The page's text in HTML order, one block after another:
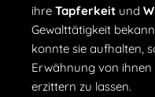
ihre Tapferkeit und
Gewalttätigkeit
konnte sie aufhalten,
Erwähnung von
erzittern zu lassen.